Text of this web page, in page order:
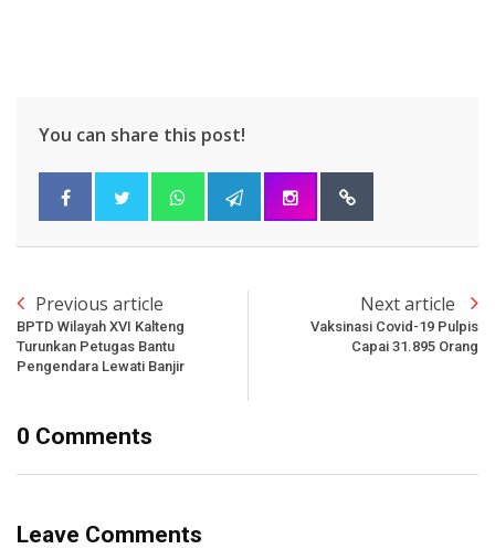
You can share this post!
Previous article
BPTD Wilayah XVI Kalteng
Turunkan Petugas Bantu
Pengendara Lewati Banjir
Next article
Vaksinasi Covid-19 Pulpis
Capai 31.895 Orang
0 Comments
Leave Comments